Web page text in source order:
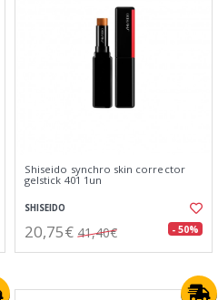
Shiseido synchro skin corrector
gelstick 401 1un
SHISEIDO
20,75€ 41,40€ - 50%